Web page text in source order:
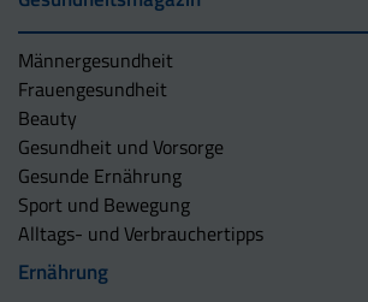
Männergesundheit
Frauengesundheit
Beauty
Gesundheit und Vorsorge
Gesunde Ernährung
Sport und Bewegung
Alltags- und Verbrauchertipps
Ernährung